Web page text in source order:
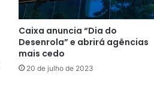
Caixa anuncia “Dia do
Desenrola” e abrirá agências
mais cedo
20 de julho de 2023